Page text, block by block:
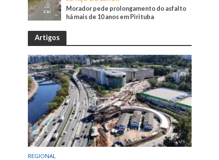
Morador pede prolongamento do asfalto
há mais de 10 anos em Pirituba
Artigos
REGIONAL